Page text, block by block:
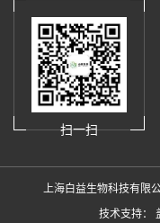
扫一扫
上海白益生物科技有限
技术支持：